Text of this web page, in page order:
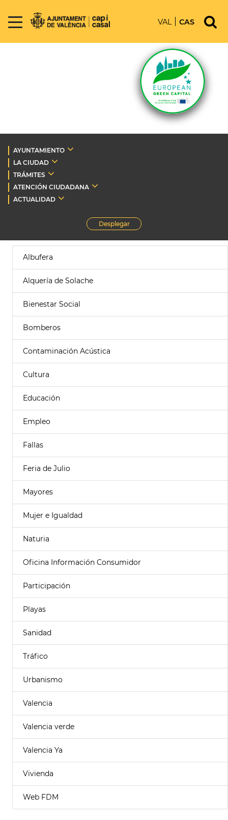
VAL CAS
AYUNTAMIENTO
LA CIUDAD
TRÁMITES
ATENCIÓN CIUDADANA
ACTUALIDAD
Desplegar
Albufera
Alquería de Solache
Bienestar Social
Bomberos
Contaminación Acústica
Cultura
Educación
Empleo
Fallas
Feria de Julio
Mayores
Mujer e Igualdad
Naturia
Oficina Información Consumidor
Participación
Playas
Sanidad
Tráfico
Urbanismo
Valencia
Valencia verde
Valencia Ya
Vivienda
Web FDM